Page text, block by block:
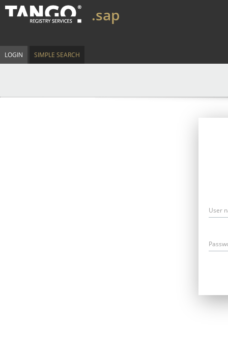
.sap
LOGIN SIMPLE SEARCH
User